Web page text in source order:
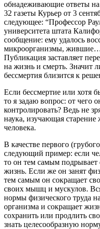
обнадеживающие ответы
32 газеты Курьер от 3
следующее: “Профессор
университета штата
сообщение: ему удалось
микроорганизмы, жившие…
Публикация заставляет
на жизнь и смерть. Значит
бессмертия близится к
Если бессмертие или хотя
то я задаю вопрос: от чего
контролировать? Ведь не
наука, изучающая
человека.
В качестве первого
следующий пример: если
то он тем самым подрывает
жизнь. Если же он занят
тем самым он сокращает
своих мышц и мускулов.
нормы физического труда
организма и сокращает
сохранить или продлить
знать целесообразную